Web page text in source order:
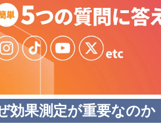
効果測定が重要なのか